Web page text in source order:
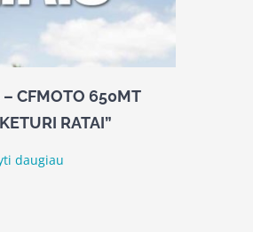
CFMOTO 650MT
RATAI”
daugiau